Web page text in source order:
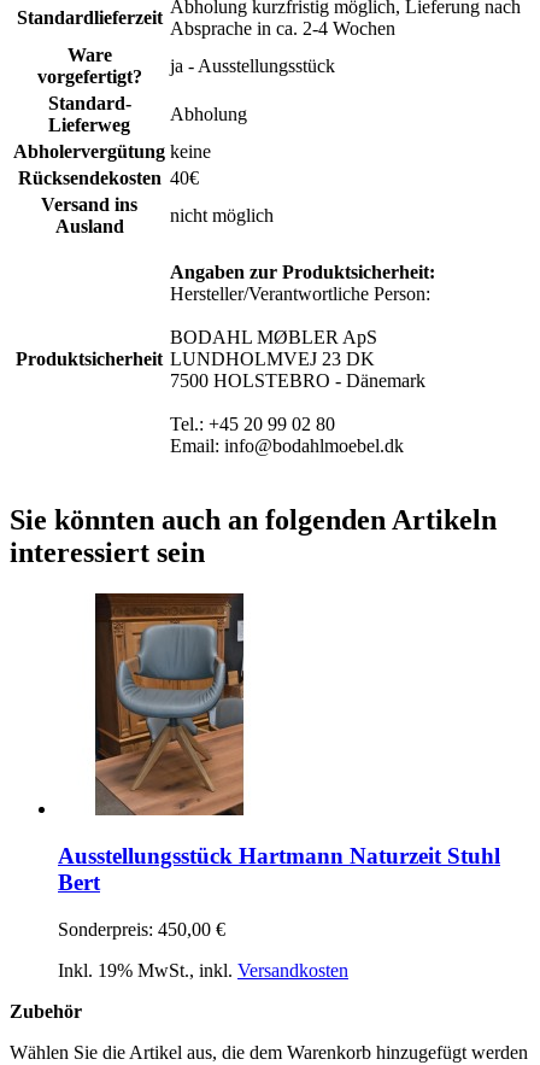
Standardlieferzeit
Abholung kurzfristig möglich, Lieferung nach
Absprache in ca. 2-4 Wochen
Ware
vorgefertigt?
ja - Ausstellungsstück
Standard-
Lieferweg
Abholung
Abholervergütung keine
Rücksendekosten 40€
Versand ins
Ausland
nicht möglich
Produktsicherheit
Angaben zur Produktsicherheit:
Hersteller/Verantwortliche Person:
BODAHL MØBLER ApS
LUNDHOLMVEJ 23 DK
7500 HOLSTEBRO - Dänemark
Tel.: +45 20 99 02 80
Email: info@bodahlmoebel.dk
Sie könnten auch an folgenden Artikeln
interessiert sein
Ausstellungsstück Hartmann Naturzeit Stuhl
Bert
Sonderpreis: 450,00 €
Inkl. 19% MwSt., inkl. Versandkosten
Zubehör
Wählen Sie die Artikel aus, die dem Warenkorb hinzugefügt werden